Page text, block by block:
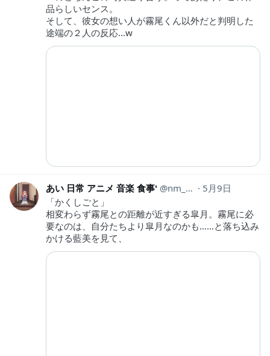
品らしいセンス。
そして、彼女の想い人が霧尾くん以外だと判明した
途端の２人の反応…w
あい 日常 アニメ 音楽 食事' nm_hh440
5月9日
「かくしごと」
相変わらず霧尾との距離が近すぎる皐月。霧尾に必
要なのは、自分たちより皐月なのかも……と落ち込み
かける藍美を見て、